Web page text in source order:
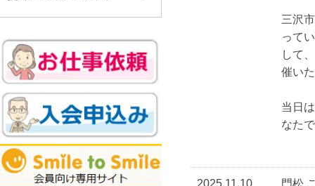
三沢
って
して
催い
当日
なた
2025.11.10 門松